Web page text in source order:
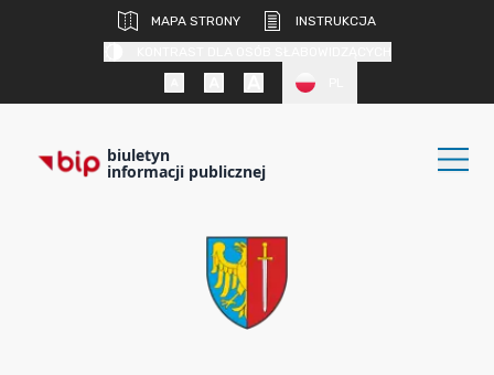
MAPA STRONY
INSTRUKCJA
biuletyn
informacji publicznej